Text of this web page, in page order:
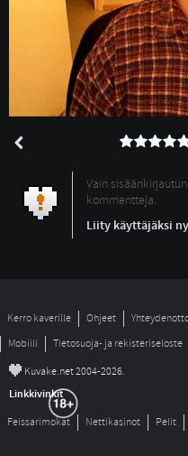
Vain
kommentteja.
Liity käyttäjäksi
Kerro kaverille Ohjeet
Mobiili
Tietosuoja- ja rekisteriseloste
© Kuvake.net 2004-2026.
Linkkivinkit
Feissarimokat Nettikasinot Pelit